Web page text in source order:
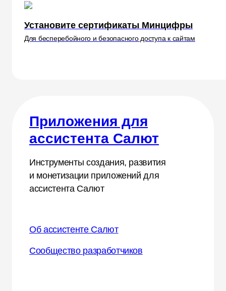
Установите сертификаты Минцифры
Для бесперебойного и безопасного доступа к сайтам
Приложения для
ассистента Салют
Инструменты создания, развития
и монетизации приложений для
ассистента Салют
Об ассистенте Салют
Сообщество разработчиков